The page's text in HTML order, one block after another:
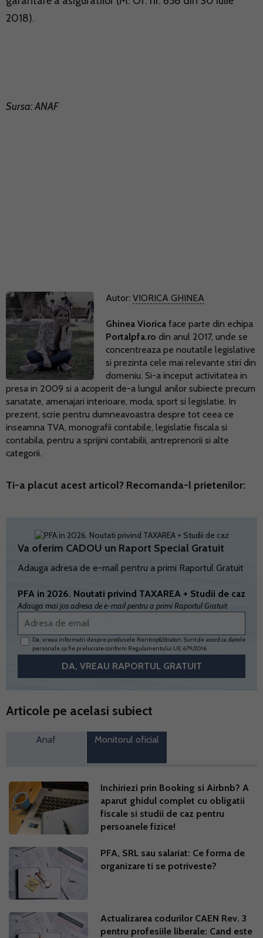
2018).
Sursa: ANAF
Autor: VIORICA GHINEA
Ghinea Viorica face parte din echipa
Portalpfa.ro din anul 2017, unde se
concentreaza pe noutatile legislative
si prezinta cele mai relevante stiri din
domeniu. Si-a inceput activitatea in
presa in 2009 si a acoperit de-a lungul anilor subiecte precum
sanatate, amenajari interioare, moda, sport si legislatie. In
prezent, scrie pentru dumneavoastra despre tot ceea ce
inseamna TVA, monografii contabile, legislatie fiscala si
contabila, pentru a sprijini contabilii, antreprenorii si alte
categorii.
Ti-a placut acest articol? Recomanda-l prietenilor:
Va oferim CADOU un Raport Special Gratuit
Adauga adresa de e-mail pentru a primi Raportul Gratuit
PFA in 2026. Noutati privind TAXAREA + Studii de caz
Adauga mai jos adresa de e-mail pentru a primi Raportul Gratuit
Da, vreau informatii despre produsele Rentrop&Straton. Sunt de acord ca datele
personale sa fie prelucrate conform Regulamentului UE 679/2016
Articole pe acelasi subiect
Anaf Monitorul oficial
Inchiriezi prin Booking si Airbnb? A
aparut ghidul complet cu obligatii
fiscale si studii de caz pentru
persoanele fizice!
PFA, SRL sau salariat: Ce forma de
organizare ti se potriveste?
Actualizarea codurilor CAEN Rev. 3
pentru profesiile liberale: Cand este